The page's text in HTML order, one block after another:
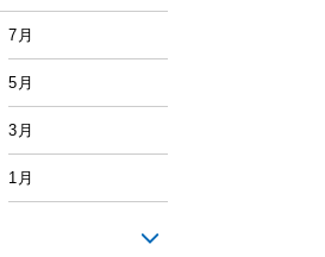
7月
5月
3月
1月